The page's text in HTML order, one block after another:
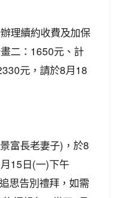
理續約收費及加保
二：1650元、計
元，請於8月18
富長老妻子)，於8
15日(一)下午
思告別禮拜，如需